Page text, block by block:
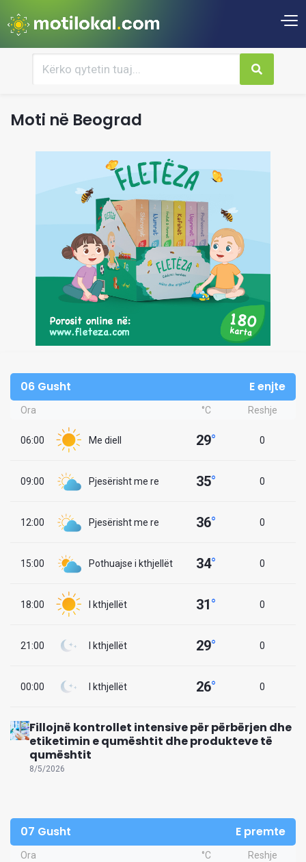
Moti në Beograd
06 Gusht E enjte
Ora °C Reshje
06:00 Me diell 29° 0
09:00 Pjesërisht me re 35° 0
12:00 Pjesërisht me re 36° 0
15:00 Pothuajse i kthjellët 34° 0
18:00 I kthjellët 31° 0
21:00 I kthjellët 29° 0
00:00 I kthjellët 26° 0
Fillojnë kontrollet intensive për përbërjen dhe
etiketimin e qumështit dhe produkteve të
qumështit
8/5/2026
07 Gusht E premte
Ora °C Reshje